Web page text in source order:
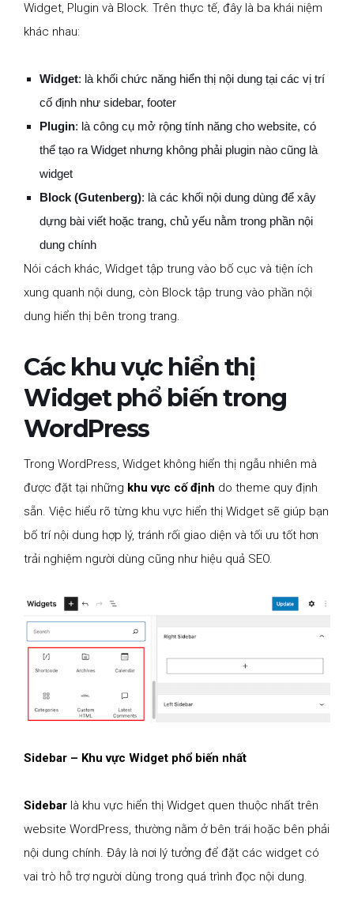
Widget, Plugin và Block. Trên thực tế, đây là ba khái niệm
khác nhau:
Widget: là khối chức năng hiển thị nội dung tại các vị trí
cố định như sidebar, footer
Plugin: là công cụ mở rộng tính năng cho website, có
thể tạo ra Widget nhưng không phải plugin nào cũng là
widget
Block (Gutenberg): là các khối nội dung dùng để xây
dựng bài viết hoặc trang, chủ yếu nằm trong phần nội
dung chính
Nói cách khác, Widget tập trung vào bố cục và tiện ích
xung quanh nội dung, còn Block tập trung vào phần nội
dung hiển thị bên trong trang.
Các khu vực hiển thị
Widget phổ biến trong
WordPress
Trong WordPress, Widget không hiển thị ngẫu nhiên mà
được đặt tại những khu vực cố định do theme quy định
sẵn. Việc hiểu rõ từng khu vực hiển thị Widget sẽ giúp bạn
bố trí nội dung hợp lý, tránh rối giao diện và tối ưu tốt hơn
trải nghiệm người dùng cũng như hiệu quả SEO.
Sidebar – Khu vực Widget phổ biến nhất
Sidebar là khu vực hiển thị Widget quen thuộc nhất trên
website WordPress, thường nằm ở bên trái hoặc bên phải
nội dung chính. Đây là nơi lý tưởng để đặt các widget có
vai trò hỗ trợ người dùng trong quá trình đọc nội dung.